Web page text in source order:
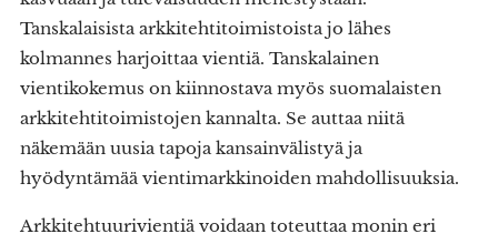
Tanskalaisista arkkitehtitoimistoista jo lähes
kolmannes harjoittaa vientiä. Tanskalainen
vientikokemus on kiinnostava myös suomalaisten
arkkitehtitoimistojen kannalta. Se auttaa niitä
näkemään uusia tapoja kansainvälistyä ja
hyödyntämää vientimarkkinoiden mahdollisuuksia.
Arkkitehtuurivientiä voidaan toteuttaa monin eri